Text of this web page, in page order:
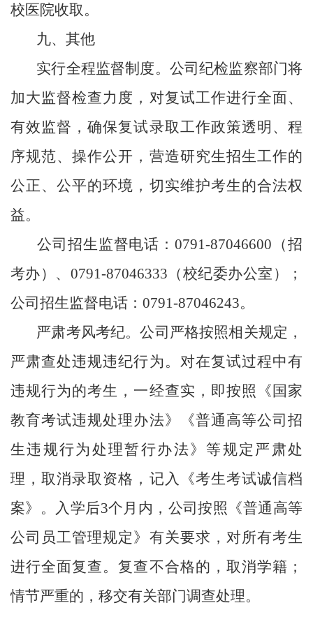
校医院收取 。
九、其他
实行全程监督制度。公司纪检监察部门将
加大监督检查力度，对复试工作进行全面、
有效监督，确保复试录取工作政策透明、程
序规范、操作公开，营造研究生招生工作的
公正、公平的环境，切实维护考生的合法权
益。
公司招生监督电话：0791-87046600（招
考办） 、 0791-87046333（校纪委办公室）；
公司招生监督电话：0791-87046243。
严肃考风考纪。公司严格按照相关规定，
严肃查处违规违纪行为。对在复试过程中有
违规行为的考生，一经查实，即按照《国家
教育考试违规处理办法》《普通高等公司招
生违规行为处理暂行办法》等规定严肃处
理，取消录取资格，记入《考生考试诚信档
案》。入学后3个月内，公司按照《普通高等
公司员工管理规定》有关要求，对所有考生
进行全面复查。复查不合格的，取消学籍；
情节严重的，移交有关部门调查处理。